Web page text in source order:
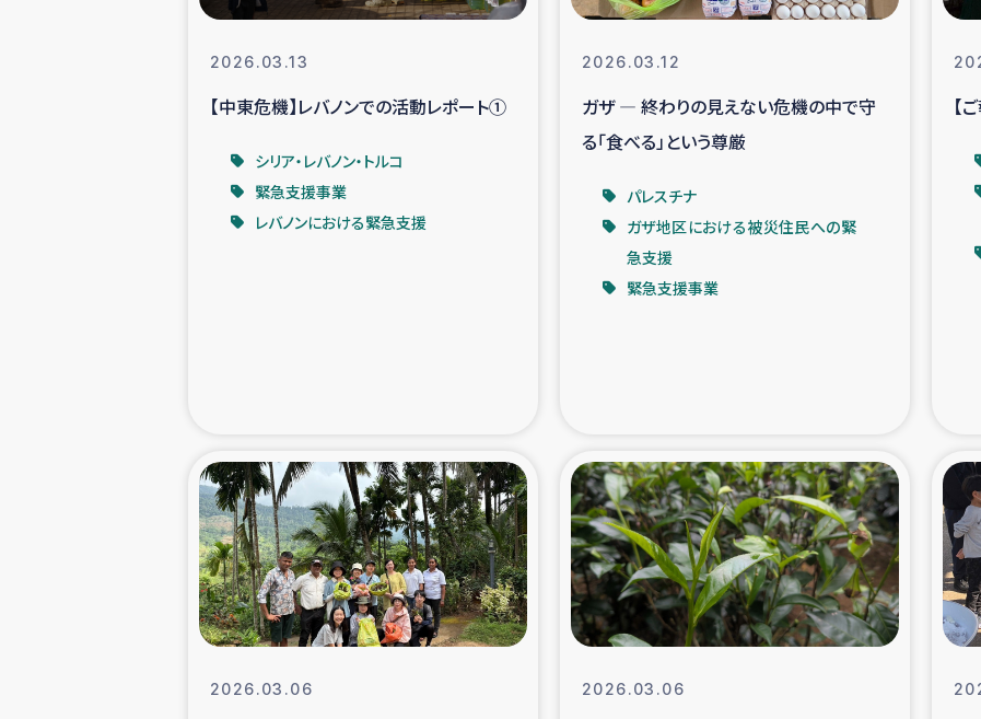
ガザ人道支援 令和6年能登
国内避難民への物資配付および教育支援 ミャン
タイ国境ミャンマー移民子ども支援 漁民によるマ
レバノンでのシリア難民への食糧・越冬支援
石巻市街地在宅被災者支援 復興
仮設住宅生活支援・農業復興支援 漁
インターン・ボランティア日誌 経済
ガザ空爆被災者への
2026.03.13
【中東危機】レバノンでの活動レポート①
シリア・レバノン・トルコ
緊急支援事業
レバノンにおける緊急支援
2026.03.12
ガザ ― 終わりの見えない危機の中で守
る「食べる」という尊厳
パレスチナ
ガザ地区における被災住民への緊
急支援
緊急支援事業
【
2026.03.06 2026.03.06